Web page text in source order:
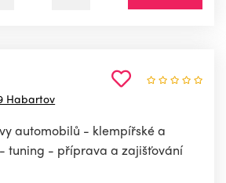
Habartov
automobilů - klempířské a
tuning - příprava a zajišťování